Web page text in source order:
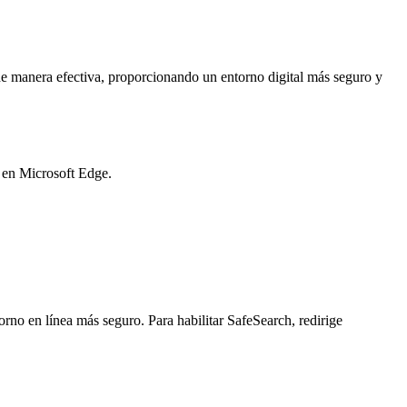
manera efectiva, proporcionando un entorno digital más seguro y
Microsoft Edge.
en línea más seguro. Para habilitar SafeSearch, redirige